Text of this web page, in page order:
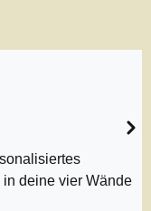
deine vier Wände